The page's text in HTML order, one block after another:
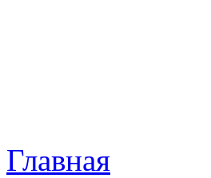
Главная